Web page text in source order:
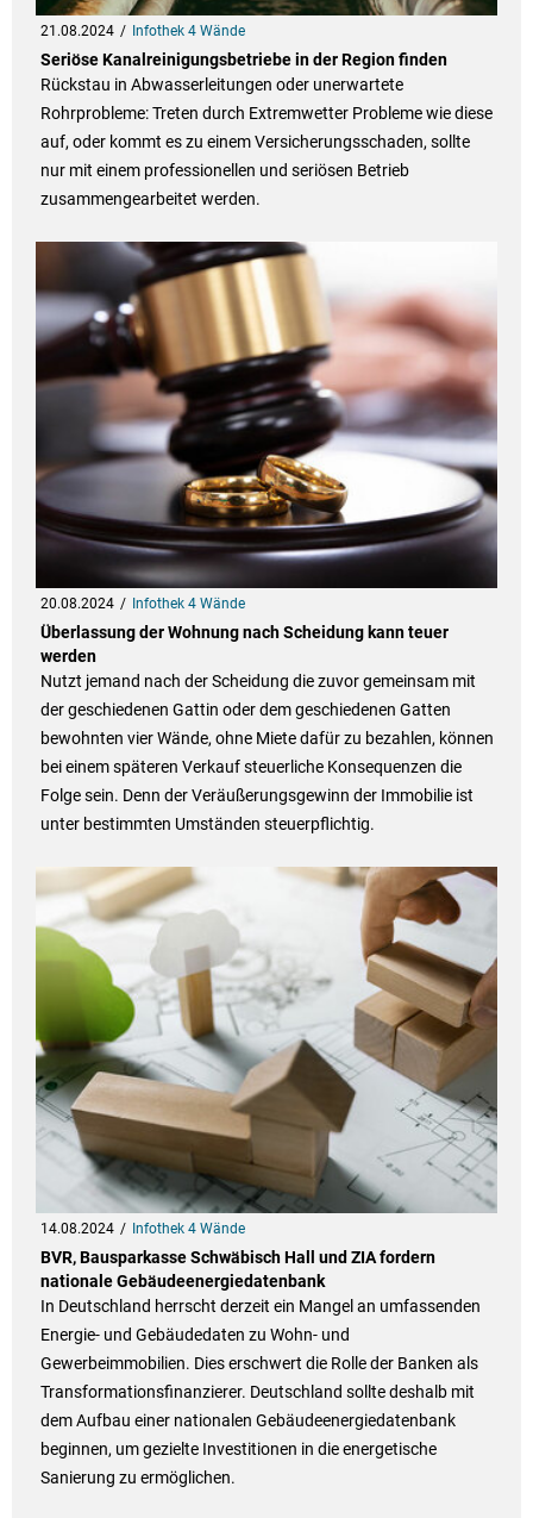
21.08.2024 Infothek 4 Wände
Seriöse Kanalreinigungsbetriebe in der Region finden
Rückstau in Abwasserleitungen oder unerwartete
Rohrprobleme: Treten durch Extremwetter Probleme wie diese
auf, oder kommt es zu einem Versicherungsschaden, sollte
nur mit einem professionellen und seriösen Betrieb
zusammengearbeitet werden.
20.08.2024 Infothek 4 Wände
Überlassung der Wohnung nach Scheidung kann teuer
werden
Nutzt jemand nach der Scheidung die zuvor gemeinsam mit
der geschiedenen Gattin oder dem geschiedenen Gatten
bewohnten vier Wände, ohne Miete dafür zu bezahlen, können
bei einem späteren Verkauf steuerliche Konsequenzen die
Folge sein. Denn der Veräußerungsgewinn der Immobilie ist
unter bestimmten Umständen steuerpflichtig.
14.08.2024 Infothek 4 Wände
BVR, Bausparkasse Schwäbisch Hall und ZIA fordern
nationale Gebäudeenergiedatenbank
In Deutschland herrscht derzeit ein Mangel an umfassenden
Energie- und Gebäudedaten zu Wohn- und
Gewerbeimmobilien. Dies erschwert die Rolle der Banken als
Transformationsfinanzierer. Deutschland sollte deshalb mit
dem Aufbau einer nationalen Gebäudeenergiedatenbank
beginnen, um gezielte Investitionen in die energetische
Sanierung zu ermöglichen.